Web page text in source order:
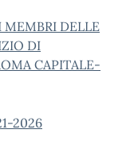
MEMBRI DELLE
DI
CAPITALE-
2026